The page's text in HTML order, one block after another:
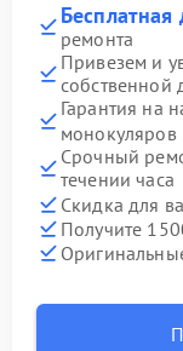
Бесплатная
ремонта
Привезем и
собственной
Гарантия на
монокуляров
Срочный
течении часа
Скидка для
Получите